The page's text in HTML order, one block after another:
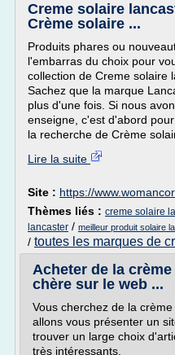
Creme solaire
Crème solaire ...
Produits phares ou
l'embarras du choix pour
collection de Creme solaire
Sachez que la marque
plus d'une fois. Si nous
enseigne, c'est d'abord
la recherche de Crème
Lire la suite
Site : https://
Thèmes liés : creme solaire
lancaster / meilleur produit solaire
/ toutes les marques de
Acheter de la
chère sur le web ...
Vous cherchez de la
allons vous présenter un
trouver un large choix
très intéressants.